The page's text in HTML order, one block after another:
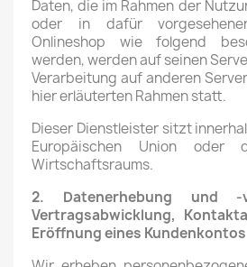
Daten, die im Rahmen der
oder in dafür
Onlineshop wie folgend
werden, werden auf seinen
Verarbeitung auf anderen
hier erläuterten Rahmen statt.
Dieser Dienstleister sitzt
Europäischen Union oder
Wirtschaftsraums.
2. Datenerhebung und -
Vertragsabwicklung,
Eröffnung eines Kundenkontos